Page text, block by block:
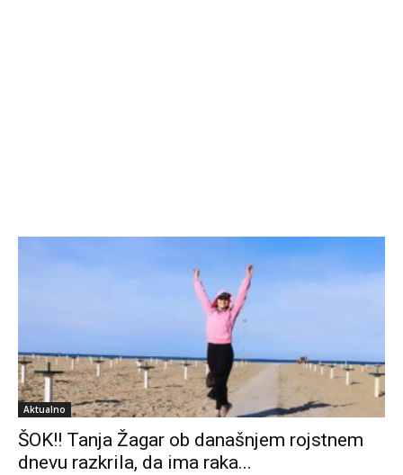
Aktualno
ŠOK!! Tanja Žagar ob današnjem rojstnem
dnevu razkrila, da ima raka...